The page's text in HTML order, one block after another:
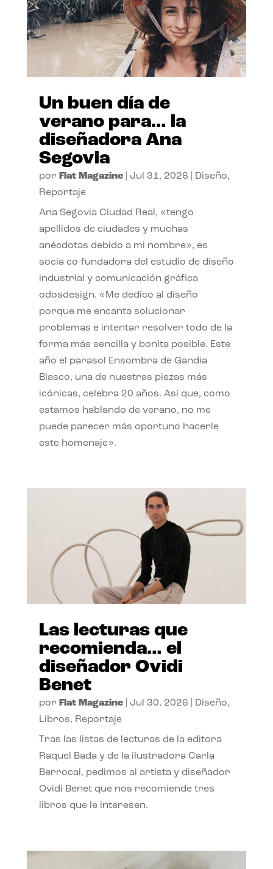
Un buen día de
verano para… la
diseñadora Ana
Segovia
por Flat Magazine| Jul 31, 2026 Diseño,
Reportaje
Ana Segovia Ciudad Real, «tengo
apellidos de ciudades y muchas
anécdotas debido a mi nombre», es
socia co-fundadora del estudio de diseño
industrial y comunicación gráfica
odosdesign. «Me dedico al diseño
porque me encanta solucionar
problemas e intentar resolver todo de la
forma más sencilla y bonita posible. Este
año el parasol Ensombra de Gandia
Blasco, una de nuestras piezas más
icónicas, celebra 20 años. Así que, como
estamos hablando de verano, no me
puede parecer más oportuno hacerle
este homenaje».
Las lecturas que
recomienda… el
diseñador Ovidi
Benet
por Flat Magazine| Jul 30, 2026 Diseño,
Libros, Reportaje
Tras las listas de lecturas de la editora
Raquel Bada y de la ilustradora Carla
Berrocal, pedimos al artista y diseñador
Ovidi Benet que nos recomiende tres
libros que le interesen.